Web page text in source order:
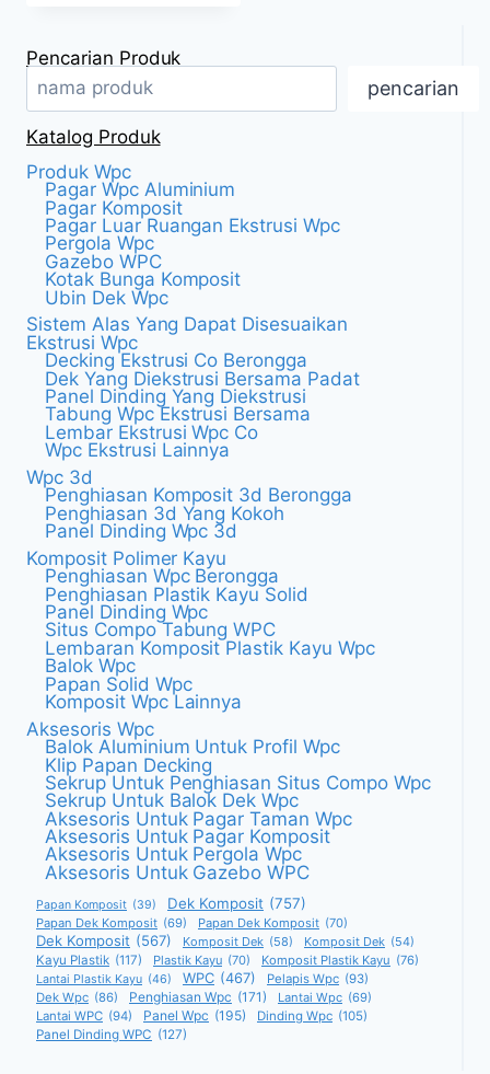
Pencarian Produk
pencarian
Katalog Produk
Produk Wpc
Pagar Wpc Aluminium
Pagar Komposit
Pagar Luar Ruangan Ekstrusi Wpc
Pergola Wpc
Gazebo WPC
Kotak Bunga Komposit
Ubin Dek Wpc
Sistem Alas Yang Dapat Disesuaikan
Ekstrusi Wpc
Decking Ekstrusi Co Berongga
Dek Yang Diekstrusi Bersama Padat
Panel Dinding Yang Diekstrusi
Tabung Wpc Ekstrusi Bersama
Lembar Ekstrusi Wpc Co
Wpc Ekstrusi Lainnya
Wpc 3d
Penghiasan Komposit 3d Berongga
Penghiasan 3d Yang Kokoh
Panel Dinding Wpc 3d
Komposit Polimer Kayu
Penghiasan Wpc Berongga
Penghiasan Plastik Kayu Solid
Panel Dinding Wpc
Situs Compo Tabung WPC
Lembaran Komposit Plastik Kayu Wpc
Balok Wpc
Papan Solid Wpc
Komposit Wpc Lainnya
Aksesoris Wpc
Balok Aluminium Untuk Profil Wpc
Klip Papan Decking
Sekrup Untuk Penghiasan Situs Compo Wpc
Sekrup Untuk Balok Dek Wpc
Aksesoris Untuk Pagar Taman Wpc
Aksesoris Untuk Pagar Komposit
Aksesoris Untuk Pergola Wpc
Aksesoris Untuk Gazebo WPC
Papan Komposit (39) Dek Komposit (757)
Papan Dek Komposit (69) Papan Dek Komposit (70)
Dek Komposit (567) Komposit Dek (58) Komposit Dek (54)
Kayu Plastik (117) Plastik Kayu (70) Komposit Plastik Kayu (76)
Lantai Plastik Kayu (46) WPC (467) Pelapis Wpc (93)
Dek Wpc (86) Penghiasan Wpc (171) Lantai Wpc (69)
Lantai WPC (94) Panel Wpc (195) Dinding Wpc (105)
Panel Dinding WPC (127)